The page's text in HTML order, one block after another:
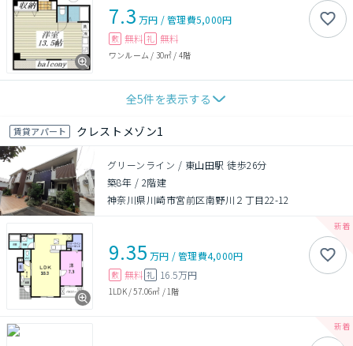
7.3 万円 /管理費5,000円
敷 無料 礼 無料
ワンルーム / 30㎡ / 4階
全5件を表示する
賃貸アパート クレストメゾン1
グリーンライン / 東山田駅 徒歩26分
築8年 / 2階建
神奈川県川崎市宮前区南野川２丁目22-12
9.35 万円 /管理費4,000円
敷 無料 礼 16.5万円
1LDK/57.06㎡ / 1階